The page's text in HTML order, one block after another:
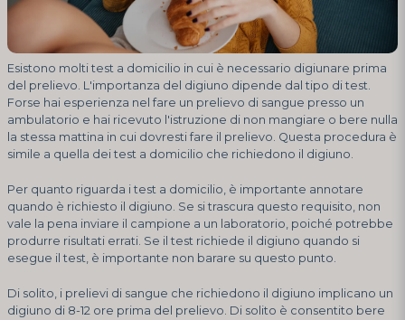
Esistono molti test a domicilio in cui è necessario digiunare prima
del prelievo. L'importanza del digiuno dipende dal tipo di test.
Forse hai esperienza nel fare un prelievo di sangue presso un
ambulatorio e hai ricevuto l'istruzione di non mangiare o bere nulla
la stessa mattina in cui dovresti fare il prelievo. Questa procedura è
simile a quella dei test a domicilio che richiedono il digiuno.
Per quanto riguarda i test a domicilio, è importante annotare
quando è richiesto il digiuno. Se si trascura questo requisito, non
vale la pena inviare il campione a un laboratorio, poiché potrebbe
produrre risultati errati. Se il test richiede il digiuno quando si
esegue il test, è importante non barare su questo punto.
Di solito, i prelievi di sangue che richiedono il digiuno implicano un
digiuno di 8-12 ore prima del prelievo. Di solito è consentito bere